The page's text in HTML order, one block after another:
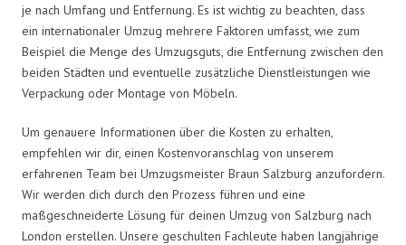
je nach Umfang und Entfernung. Es ist wichtig zu beachten, dass
ein internationaler Umzug mehrere Faktoren umfasst, wie zum
Beispiel die Menge des Umzugsguts, die Entfernung zwischen den
beiden Städten und eventuelle zusätzliche Dienstleistungen wie
Verpackung oder Montage von Möbeln.
Um genauere Informationen über die Kosten zu erhalten,
empfehlen wir dir, einen Kostenvoranschlag von unserem
erfahrenen Team bei Umzugsmeister Braun Salzburg anzufordern.
Wir werden dich durch den Prozess führen und eine
maßgeschneiderte Lösung für deinen Umzug von Salzburg nach
London erstellen. Unsere geschulten Fachleute haben langjährige